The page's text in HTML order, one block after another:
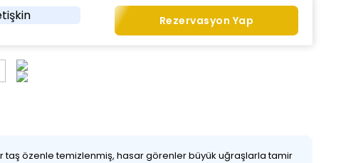
Rezervasyon Yap
taş özenle temizlenmiş, hasar görenler büyük uğraşlarla tamir